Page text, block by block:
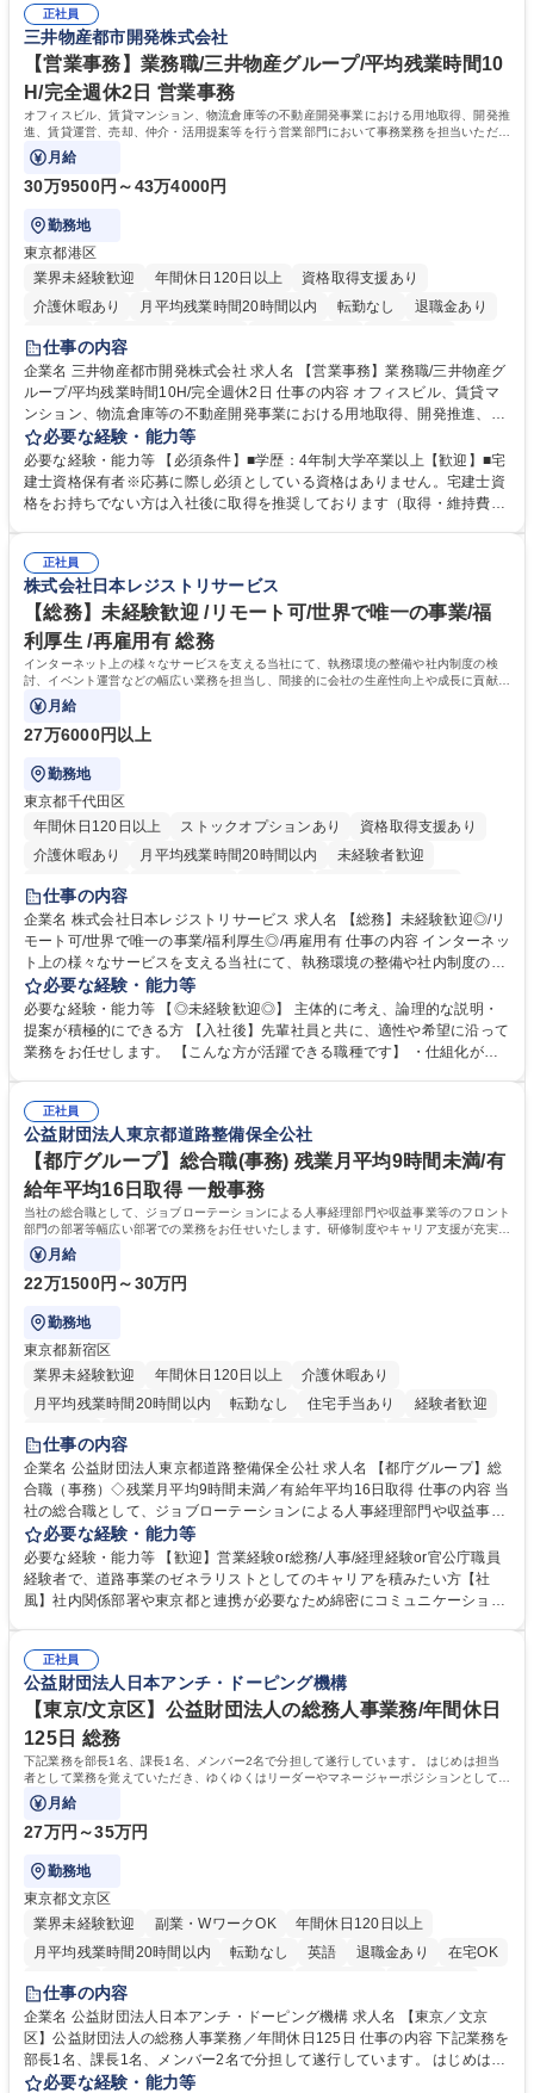
正社員
三井物産都市開発株式会社
【営業事務】業務職/三井物産グループ/平均残業時間10
H/完全週休2日 営業事務
オフィスビル、賃貸マンション、物流倉庫等の不動産開発事業における用地取得、開発推
進、賃貸運営、売却、仲介・活用提案等を行う営業部門において事務業務を担当いただき
ます。
月給
30万9500円～43万4000円
勤務地
東京都港区
業界未経験歓迎
年間休日120日以上
資格取得支援あり
介護休暇あり
月平均残業時間20時間以内 転勤なし
退職金あり
在宅OK
賞与あり
駅近5分以内
土日祝休み 寮・社宅あり
仕事の内容
企業名 三井物産都市開発株式会社 求人名 【営業事務】業務職/三井物産グ
ループ/平均残業時間10H/完全週休2日 仕事の内容 オフィスビル、賃貸マ
ンション、物流倉庫等の不動産開発事業における用地取得、開発推進、賃
貸運営、売却、仲介・活用提案等を行う営業部門において事務業務を担当
いただきます。 【詳細】・契約書管理、契約書製本、捺印対応、ファイリ
ング、登記簿取得、調書取得・支払業務（各種費用支払、支払管理、請
求・支払データ登録、取引先マスター申請対応）・予算作成及び予実管
の他に担当頂く業務が発生する場合があります。 募集職種 【営業事務】
業務職/三井物産グループ/平均残業時間10H/完全週休2日
必要な経験・能力等
必要な経験・能力等 【必須条件】■学歴：4年制大学卒業以上【歓迎】■宅
建士資格保有者※応募に際し必須としている資格はありません。宅建士資
格をお持ちでない方は入社後に取得を推奨しております（取得・維持費用
ション力がある方。 ・チャレンジを厭わず、粘り強く業務に取り組める
方。多様な関係者と謙虚に信頼関係を構築でき、期限を意識したスケジュ
ール管理が出来る方。※将来的に他部署（営業部門、コーポレート部門）
へのジョブローテーションの可能性があります。 学歴・資格 学歴：大学
院 大学 語学力： 資格：宅地建物取引士
正社員
株式会社日本レジストリサービス
【総務】未経験歓迎 /リモート可/世界で唯一の事業/福
利厚生 /再雇用有 総務
インターネット上の様々なサービスを支える当社にて、執務環境の整備や社内制度の検
討、イベント運営などの幅広い業務を担当し、間接的に会社の生産性向上や成長に貢献し
ている部署です。
月給
27万6000円以上
勤務地
東京都千代田区
年間休日120日以上
ストックオプションあり
資格取得支援あり
介護休暇あり
月平均残業時間20時間以内
未経験者歓迎
住宅手当あり
完全週休2日制
交通費支給 駅近5分以内 土日祝休み 服装自由
仕事の内容
企業名 株式会社日本レジストリサービス 求人名 【総務】未経験歓迎◎/リ
モート可/世界で唯一の事業/福利厚生◎/再雇用有 仕事の内容 インターネッ
ト上の様々なサービスを支える当社にて、執務環境の整備や社内制度の検
討、イベント運営などの幅広い業務を担当し、間接的に会社の生産性向上
や成長に貢献している部署です。 会社の全メンバーが安心して長く成果を
発揮できる環境を整えるために、毎日のメンテナンスや維持管理に加え、
新たな施策検討を積極的に行っていただき、会社全体を巻き込み課題解決
幅広い業務の体得が可能で、多様なキャリアパスを描くことも可能です。
募集職種 【総務】未経験歓迎◎/リモート可/世界で唯一の事業/福利厚生◎/
再雇用有
必要な経験・能力等
必要な経験・能力等 【◎未経験歓迎◎】 主体的に考え、論理的な説明・
提案が積極的にできる方 【入社後】先輩社員と共に、適性や希望に沿って
業務をお任せします。 【こんな方が活躍できる職種です】 ・仕組化が好
対処できる・新しいことに興味関心がある 【魅力】■自己啓発支援：資格
取得や通信教育など費用の80%（年間25万円まで）を補助 ■住宅手当：家
賃の50%（月額7万円まで）を補助 学歴・資格 学歴：大学院 大学 語学
力： 資格：
正社員
公益財団法人東京都道路整備保全公社
【都庁グループ】総合職(事務) 残業月平均9時間未満/有
給年平均16日取得 一般事務
当社の総合職として、ジョブローテーションによる人事経理部門や収益事業等のフロント
部門の部署等幅広い部署での業務をお任せいたします。研修制度やキャリア支援が充実し
ております！ ※下記業務詳細
月給
22万1500円～30万円
勤務地
東京都新宿区
業界未経験歓迎
年間休日120日以上
介護休暇あり
月平均残業時間20時間以内
転勤なし 住宅手当あり
経験者歓迎
研修あり
退職金あり
駅近5分以内
資格取得手当あり 食事補助あり
仕事の内容
企業名 公益財団法人東京都道路整備保全公社 求人名 【都庁グループ】総
合職（事務）◇残業月平均9時間未満／有給年平均16日取得 仕事の内容 当
社の総合職として、ジョブローテーションによる人事経理部門や収益事業
等のフロント部門の部署等幅広い部署での業務をお任せいたします。研修
制度やキャリア支援が充実しております！ ※下記業務詳細 【業務詳細】■
管理部門：広報、人事、経理など当公社の運営に係る管理業務 ■収益部
門：駐車場の新規開拓、管理運営、新宿駅西口広場の「イベントコーナ
道路施設や道路工事現場の見学ツアー事業 ※入社後は上記いずれかの部門
へ配属。※業務内容変更の範囲：会社の定める業務 募集職種 【都庁グル
ープ】総合職（事務）◇残業月平均9時間未満／有給年平均16日取得
必要な経験・能力等
必要な経験・能力等 【歓迎】営業経験or総務/人事/経理経験or官公庁職員
経験者で、道路事業のゼネラリストとしてのキャリアを積みたい方【社
風】社内関係部署や東京都と連携が必要なため綿密にコミュニケーション
部門など多岐に渡る業務を経験できます。 ■様々なプロジェクト：駐車場
事業の他、新宿駅西口広場内に設置された照明を兼ねた広告「ブライトサ
イン」の管理運営を行うなど、事業収益を生み出す活動を積極的に行って
います。 学歴・資格 学歴：大学院 大学 高専 短大 専修学校 高校 語学力：
資格：
正社員
公益財団法人日本アンチ・ドーピング機構
【東京/文京区】公益財団法人の総務人事業務/年間休日
125日 総務
下記業務を部長1名、課長1名、メンバー2名で分担して遂行しています。 はじめは担当
者として業務を覚えていただき、ゆくゆくはリーダーやマネージャーポジションとして活
躍いただくことを期待しています。
月給
27万円～35万円
勤務地
東京都文京区
業界未経験歓迎
副業・WワークOK
年間休日120日以上
月平均残業時間20時間以内
転勤なし 英語 退職金あり
在宅OK
賞与あり
育休あり
食事補助あり
仕事の内容
企業名 公益財団法人日本アンチ・ドーピング機構 求人名 【東京／文京
区】公益財団法人の総務人事業務／年間休日125日 仕事の内容 下記業務を
部長1名、課長1名、メンバー2名で分担して遂行しています。 はじめは担
当者として業務を覚えていただき、ゆくゆくはリーダーやマネージャーポ
必要な経験・能力等